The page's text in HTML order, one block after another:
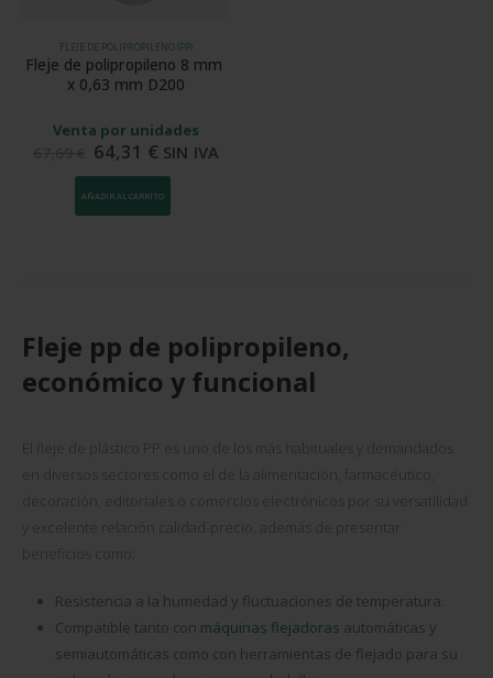
FLEJE DE POLIPROPILENO (PP)
Fleje de polipropileno 8 mm
x 0,63 mm D200
Venta por unidades
64,31 € SIN IVA
AÑADIR AL CARRITO
Fleje pp de polipropileno,
económico y funcional
El fleje de plástico PP es uno de los más habituales y demandados
en diversos sectores como el de la alimentación, farmacéutico,
decoración, editoriales o comercios electrónicos por su versatilidad
y excelente relación calidad-precio, además de presentar
beneficios como:
Resistencia a la humedad y fluctuaciones de temperatura.
Compatible tanto con máquinas flejadoras automáticas y
semiautomáticas como con herramientas de flejado para su